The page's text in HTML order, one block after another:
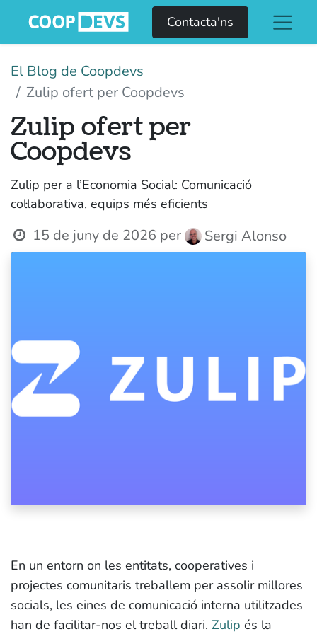
Contacta'ns
El Blog de Coopdevs
Zulip ofert per Coopdevs
Zulip ofert per
Coopdevs
Zulip per a l’Economia Social: Comunicació
col·laborativa, equips més eficients
15 de juny de 2026 per Sergi Alonso
En un entorn on les entitats, cooperatives i
projectes comunitaris treballem per assolir millores
socials, les eines de comunicació interna utilitzades
han de facilitar-nos el treball diari. Zulip és la